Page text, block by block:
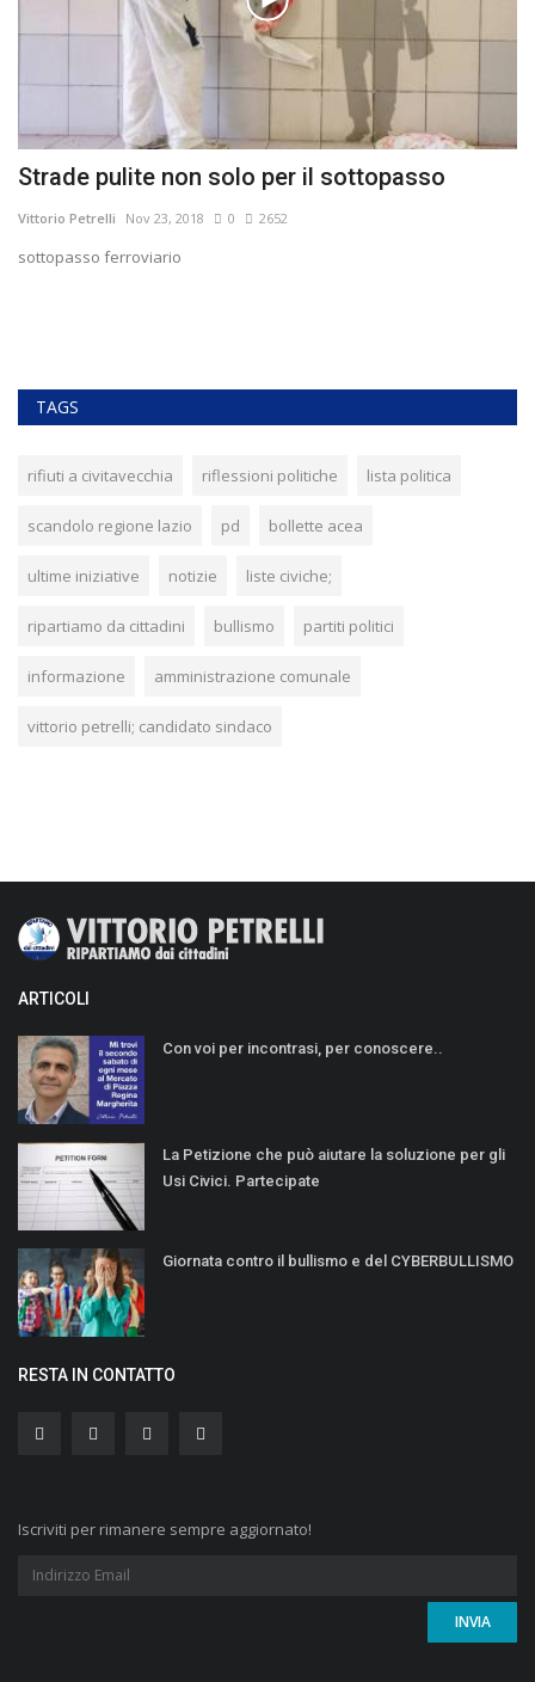
Strade pulite non solo per il sottopasso
Vittorio Petrelli Nov 23, 2018 0 2652
sottopasso ferroviario
TAGS
rifiuti a civitavecchia riflessioni politiche lista politica
scandolo regione lazio pd bollette acea
ultime iniziative notizie liste civiche;
ripartiamo da cittadini bullismo partiti politici
informazione amministrazione comunale
vittorio petrelli; candidato sindaco
ARTICOLI
Con voi per incontrasi, per conoscere..
La Petizione che può aiutare la soluzione per gli
Usi Civici. Partecipate
Giornata contro il bullismo e del CYBERBULLISMO
RESTA IN CONTATTO
Iscriviti per rimanere sempre aggiornato!